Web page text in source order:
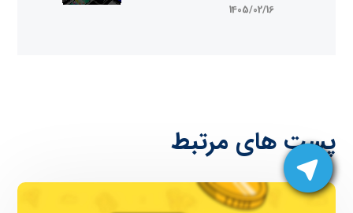
1405/02/16
پست های مرتبط